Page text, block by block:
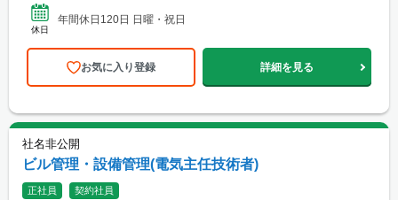
休日
年間休日120日 日曜・祝日
お気に入り登録 詳細を見る
社名非公開
ビル管理・設備管理(電気主任技術者)
正社員 契約社員